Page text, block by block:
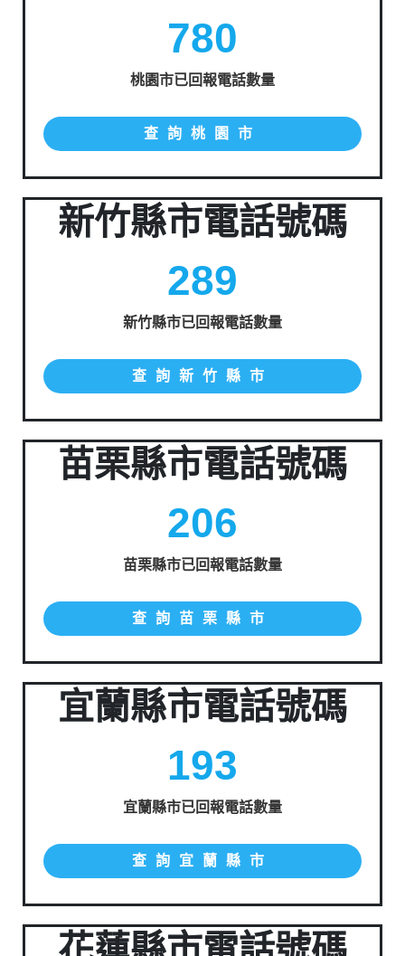
780
桃園市已回報電話數量
查詢桃園市
新竹縣市電話號碼
289
新竹縣市已回報電話數量
查詢新竹縣市
苗栗縣市電話號碼
206
苗栗縣市已回報電話數量
查詢苗栗縣市
宜蘭縣市電話號碼
193
宜蘭縣市已回報電話數量
查詢宜蘭縣市